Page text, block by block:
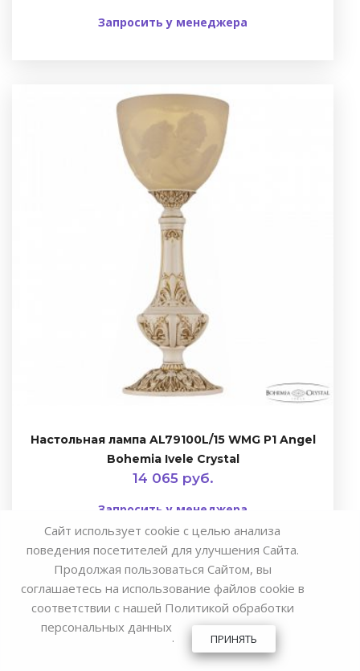
Запросить у менеджера
Настольная лампа AL79100L/15 WMG P1 Angel
Bohemia Ivele Crystal
14 065 руб.
Запросить у менеджера
Сайт использует cookie с целью анализа
поведения посетителей для улучшения Сайта.
Продолжая пользоваться Сайтом, вы
соглашаетесь на использование файлов cookie в
соответствии с нашей Политикой обработки
персональных данных
. ПРИНЯТЬ